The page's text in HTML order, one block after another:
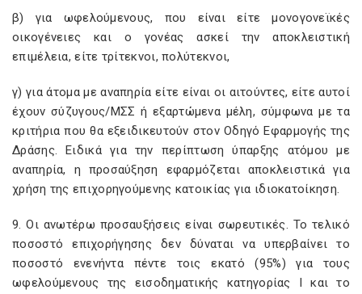
β) για ωφελούμενους, που είναι είτε μονογονεϊκές
οικογένειες και ο γονέας ασκεί την αποκλειστική
επιμέλεια, είτε τρίτεκνοι, πολύτεκνοι,
γ) για άτομα με αναπηρία είτε είναι οι αιτούντες, είτε αυτοί
έχουν σύζυγους/ΜΣΣ ή εξαρτώμενα μέλη, σύμφωνα με τα
κριτήρια που θα εξειδικευτούν στον Οδηγό Εφαρμογής της
Δράσης. Ειδικά για την περίπτωση ύπαρξης ατόμου με
αναπηρία, η προσαύξηση εφαρμόζεται αποκλειστικά για
χρήση της επιχορηγούμενης κατοικίας για ιδιοκατοίκηση.
9. Οι ανωτέρω προσαυξήσεις είναι σωρευτικές. Το τελικό
ποσοστό επιχορήγησης δεν δύναται να υπερβαίνει το
ποσοστό ενενήντα πέντε τοις εκατό (95%) για τους
ωφελούμενους της εισοδηματικής κατηγορίας Ι και το